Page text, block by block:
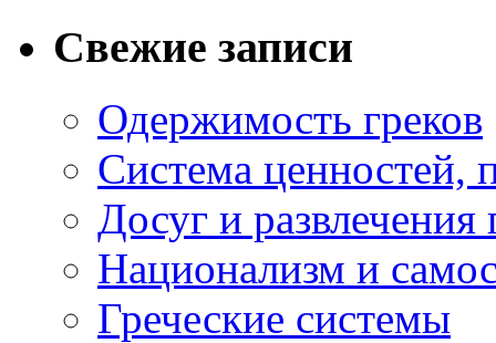
Свежие записи
Одержимость греков
Система ценностей,
Досуг и развлечения
Национализм и
Греческие системы